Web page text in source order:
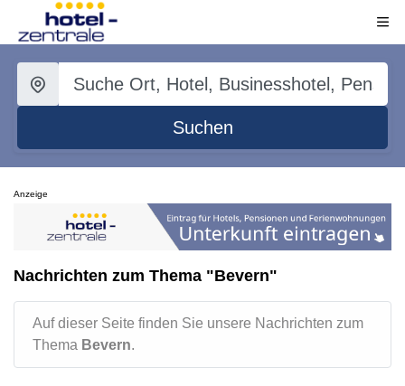
Suchen
Anzeige
Nachrichten zum Thema "Bevern"
Auf dieser Seite finden Sie unsere Nachrichten zum
Thema Bevern.